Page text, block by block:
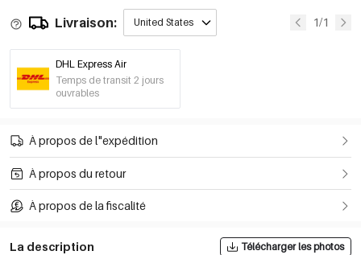
Livraison: United States 1/1
DHL Express Air
Temps de transit 2 jours
ouvrables
À propos de l"expédition
À propos du retour
À propos de la fiscalité
La description Télécharger les photos